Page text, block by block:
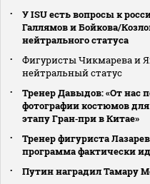
У ISU есть вопросы к
Галлямов и Бойкова/
нейтрального статуса
Фигуристы Чикмарева и
нейтральный статус
Тренер Давыдов: «От нас
фотографии костюмов
этапу Гран‑при в Китае»
Тренер фигуриста
программа фактически
Путин наградил Тамару